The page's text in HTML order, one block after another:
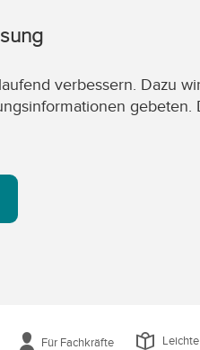
verbessern. Dazu
Für Fachkräfte